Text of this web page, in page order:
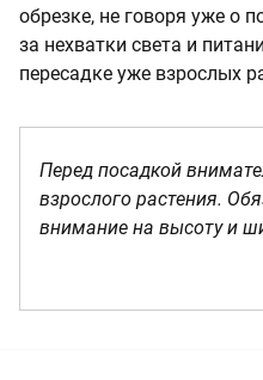
обрезке, не говоря уже о
за нехватки света и
пересадке уже взрослых
Перед посадкой
взрослого растения.
внимание на высоту и